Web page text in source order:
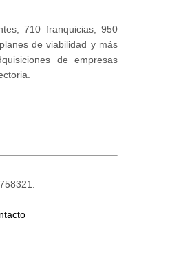
710 franquicias, 950
de viabilidad y más
de empresas